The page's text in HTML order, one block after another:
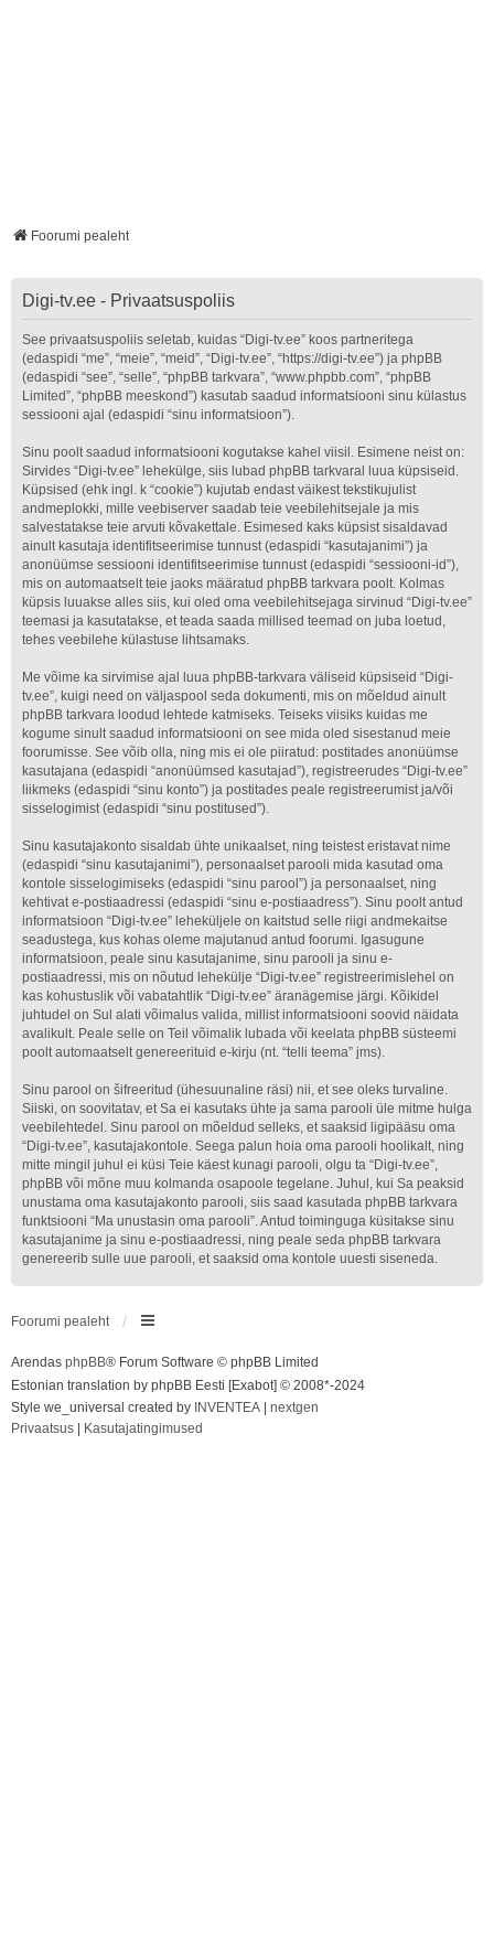
Foorumi pealeht
Digi-tv.ee - Privaatsuspoliis
See privaatsuspoliis seletab, kuidas “Digi-tv.ee” koos partneritega
(edaspidi “me”, “meie”, “meid”, “Digi-tv.ee”, “https://digi-tv.ee”) ja phpBB
(edaspidi “see”, “selle”, “phpBB tarkvara”, “www.phpbb.com”, “phpBB
Limited”, “phpBB meeskond”) kasutab saadud informatsiooni sinu külastus
sessiooni ajal (edaspidi “sinu informatsioon”).
Sinu poolt saadud informatsiooni kogutakse kahel viisil. Esimene neist on:
Sirvides “Digi-tv.ee” lehekülge, siis lubad phpBB tarkvaral luua küpsiseid.
Küpsised (ehk ingl. k “cookie”) kujutab endast väikest tekstikujulist
andmeplokki, mille veebiserver saadab teie veebilehitsejale ja mis
salvestatakse teie arvuti kõvakettale. Esimesed kaks küpsist sisaldavad
ainult kasutaja identifitseerimise tunnust (edaspidi “kasutajanimi”) ja
anonüümse sessiooni identifitseerimise tunnust (edaspidi “sessiooni-id”),
mis on automaatselt teie jaoks määratud phpBB tarkvara poolt. Kolmas
küpsis luuakse alles siis, kui oled oma veebilehitsejaga sirvinud “Digi-tv.ee”
teemasi ja kasutatakse, et teada saada millised teemad on juba loetud,
tehes veebilehe külastuse lihtsamaks.
Me võime ka sirvimise ajal luua phpBB-tarkvara väliseid küpsiseid “Digi-
tv.ee”, kuigi need on väljaspool seda dokumenti, mis on mõeldud ainult
phpBB tarkvara loodud lehtede katmiseks. Teiseks viisiks kuidas me
kogume sinult saadud informatsiooni on see mida oled sisestanud meie
foorumisse. See võib olla, ning mis ei ole piiratud: postitades anonüümse
kasutajana (edaspidi “anonüümsed kasutajad”), registreerudes “Digi-tv.ee”
liikmeks (edaspidi “sinu konto”) ja postitades peale registreerumist ja/või
sisselogimist (edaspidi “sinu postitused”).
Sinu kasutajakonto sisaldab ühte unikaalset, ning teistest eristavat nime
(edaspidi “sinu kasutajanimi”), personaalset parooli mida kasutad oma
kontole sisselogimiseks (edaspidi “sinu parool”) ja personaalset, ning
kehtivat e-postiaadressi (edaspidi “sinu e-postiaadress”). Sinu poolt antud
informatsioon “Digi-tv.ee” leheküljele on kaitstud selle riigi andmekaitse
seadustega, kus kohas oleme majutanud antud foorumi. Igasugune
informatsioon, peale sinu kasutajanime, sinu parooli ja sinu e-
postiaadressi, mis on nõutud lehekülje “Digi-tv.ee” registreerimislehel on
kas kohustuslik või vabatahtlik “Digi-tv.ee” äranägemise järgi. Kõikidel
juhtudel on Sul alati võimalus valida, millist informatsiooni soovid näidata
avalikult. Peale selle on Teil võimalik lubada või keelata phpBB süsteemi
poolt automaatselt genereerituid e-kirju (nt. “telli teema” jms).
Sinu parool on šifreeritud (ühesuunaline räsi) nii, et see oleks turvaline.
Siiski, on soovitatav, et Sa ei kasutaks ühte ja sama parooli üle mitme hulga
veebilehtedel. Sinu parool on mõeldud selleks, et saaksid ligipääsu oma
“Digi-tv.ee”, kasutajakontole. Seega palun hoia oma parooli hoolikalt, ning
mitte mingil juhul ei küsi Teie käest kunagi parooli, olgu ta “Digi-tv.ee”,
phpBB või mõne muu kolmanda osapoole tegelane. Juhul, kui Sa peaksid
unustama oma kasutajakonto parooli, siis saad kasutada phpBB tarkvara
funktsiooni “Ma unustasin oma parooli”. Antud toiminguga küsitakse sinu
kasutajanime ja sinu e-postiaadressi, ning peale seda phpBB tarkvara
genereerib sulle uue parooli, et saaksid oma kontole uuesti siseneda.
Foorumi pealeht
Arendas phpBB® Forum Software © phpBB Limited
Estonian translation by phpBB Eesti [Exabot] © 2008*-2024
Style we_universal created by INVENTEA
nextgen
Privaatsus
Kasutajatingimused